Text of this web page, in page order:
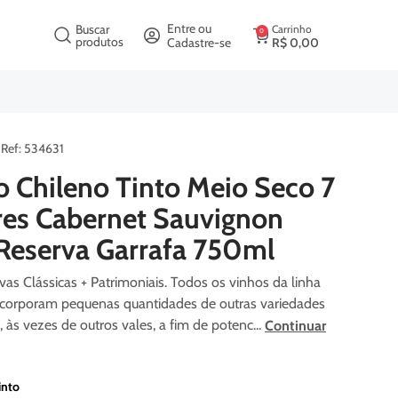
Buscar
produtos
Entre ou
Cadastre-se
Carrinho
R$0,00
0
: 534631
Chileno Tinto Meio Seco 7
Cabernet Sauvignon
Garrafa 750ml
Clássicas + Patrimoniais. Todos os vinhos da linha
pequenas quantidades de outras variedades
às vezes de outros vales, a fim de potenc... Continuar